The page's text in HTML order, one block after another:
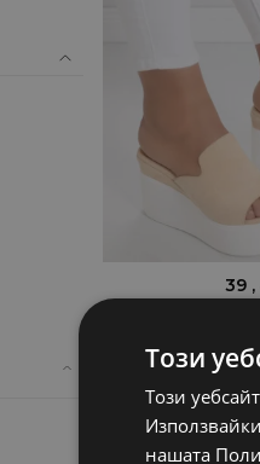
39
платформа
22,87€
44,73лв.
Този
Този
нашата